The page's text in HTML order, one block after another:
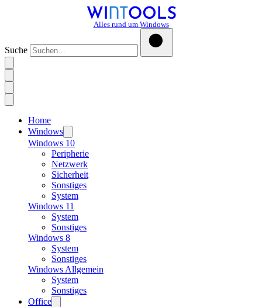
Alles rund um Windows
Suche
Home
Windows
Windows 10
Peripherie
Netzwerk
Sicherheit
Sonstiges
System
Windows 11
System
Sonstiges
Windows 8
System
Sonstiges
Windows Allgemein
System
Sonstiges
Office